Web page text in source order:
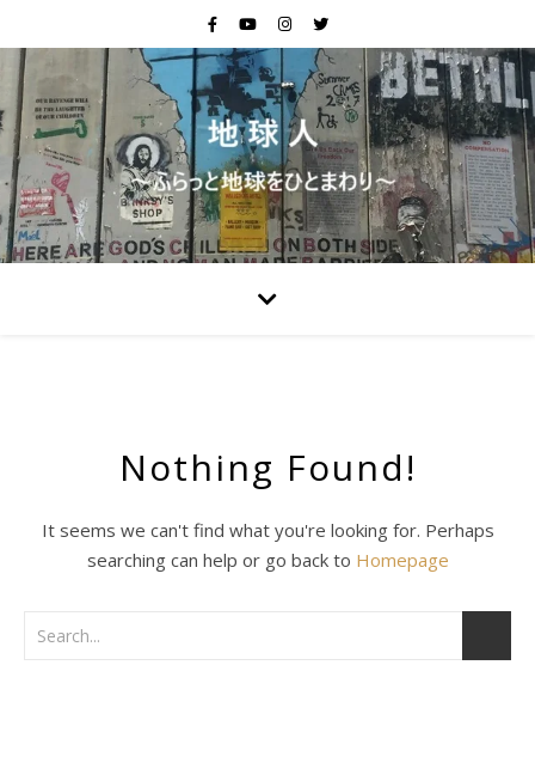
Nothing Found!
It seems we can't find what you're looking for. Perhaps
searching can help or go back to Homepage